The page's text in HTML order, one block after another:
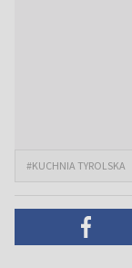
#KUCHNIA TYROLSKA